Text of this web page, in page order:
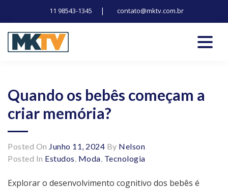
11 98543-1345 | contato@mktv.com.br
content
Quando os bebês começam a
criar memória?
Posted On Junho 11, 2024 By Nelson
Posted In Estudos, Moda, Tecnologia
Explorar o desenvolvimento cognitivo dos bebês é